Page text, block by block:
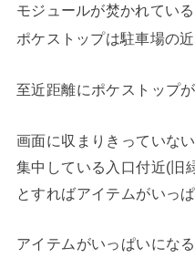
モジュールが焚かれてい
ポケストップは駐車場の近
至近距離にポケストップ
画面に収まりきっていな
集中している入口付近(旧
とすればアイテムがいっぱ
アイテムがいっぱいにな